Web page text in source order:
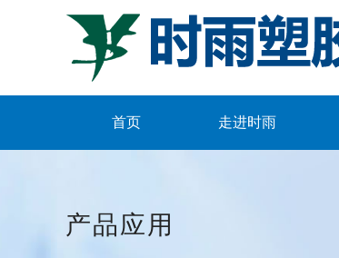
首页 走进时雨
产品应用